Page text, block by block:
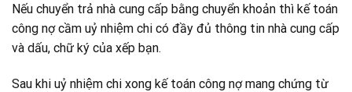
Nếu chuyển trả nhà cung cấp bằng chuyển khoản thì kế toán
công nợ cầm uỷ nhiệm chi có đầy đủ thông tin nhà cung cấp
và dấu, chữ ký của xếp bạn.
Sau khi uỷ nhiệm chi xong kế toán công nợ mang chứng từ